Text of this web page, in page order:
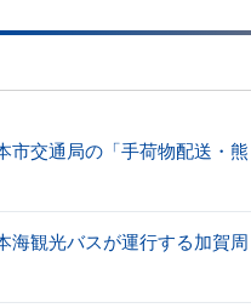
市交通局の「手荷物配送・熊
海観光バスが運行する加賀周